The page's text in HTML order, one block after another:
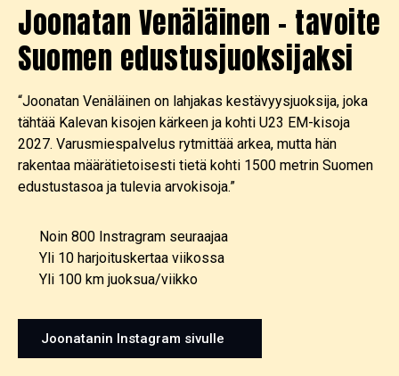
Joonatan Venäläinen – tavoite
Suomen edustusjuoksijaksi
“Joonatan Venäläinen on lahjakas kestävyysjuoksija, joka
tähtää Kalevan kisojen kärkeen ja kohti U23 EM-kisoja
2027. Varusmiespalvelus rytmittää arkea, mutta hän
rakentaa määrätietoisesti tietä kohti 1500 metrin Suomen
edustustasoa ja tulevia arvokisoja.”
Noin 800 Instragram seuraajaa
Yli 10 harjoituskertaa viikossa
Yli 100 km juoksua/viikko
Joonatanin Instagram sivulle